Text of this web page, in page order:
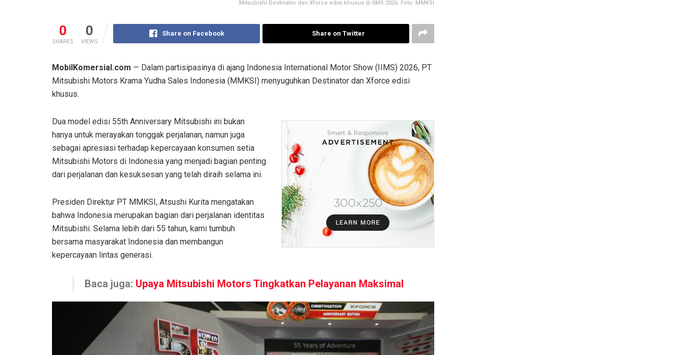
Mitsubishi Destinator dan Xforce edisi khusus di IIMS 2026. Foto: MMKSI
0
SHARES
0
VIEWS
Share on Facebook Share on Twitter
MobilKomersial.com — Dalam partisipasinya di ajang Indonesia International Motor Show (IIMS) 2026, PT
Mitsubishi Motors Krama Yudha Sales Indonesia (MMKSI) menyuguhkan Destinator dan Xforce edisi
khusus.
Dua model edisi 55th Anniversary Mitsubishi ini bukan
hanya untuk merayakan tonggak perjalanan, namun juga
sebagai apresiasi terhadap kepercayaan konsumen setia
Mitsubishi Motors di Indonesia yang menjadi bagian penting
dari perjalanan dan kesuksesan yang telah diraih selama ini.
Presiden Direktur PT MMKSI, Atsushi Kurita mengatakan
bahwa Indonesia merupakan bagian dari perjalanan identitas
Mitsubishi. Selama lebih dari 55 tahun, kami tumbuh
bersama masyarakat Indonesia dan membangun
kepercayaan lintas generasi.
Baca juga: Upaya Mitsubishi Motors Tingkatkan Pelayanan Maksimal